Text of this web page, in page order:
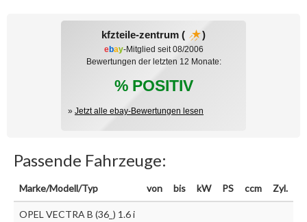
kfzteile-zentrum ( )
ebay-Mitglied seit 08/2006
Bewertungen der letzten 12 Monate:
% POSITIV
» Jetzt alle ebay-Bewertungen lesen
Passende Fahrzeuge:
Marke/Modell/Typ von bis kW PS ccm Zyl.
OPEL VECTRA B (36_) 1.6 i